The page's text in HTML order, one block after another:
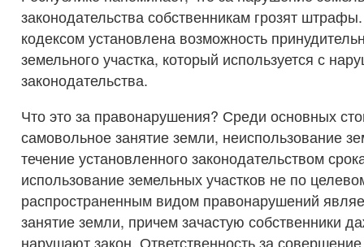
законодательства собственникам грозят
кодексом установлена возможность
земельного участка, который используется с
законодательства.
Что это за правонарушения? Среди основных
самовольное занятие земли, неиспользование
течение установленного законодательством
использование земельных участков не по
распространенным видом правонарушений
занятие земли, причем зачастую собственники
нарушают закон. Ответственность за